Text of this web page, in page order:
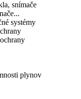
snímače
systémy
plynov